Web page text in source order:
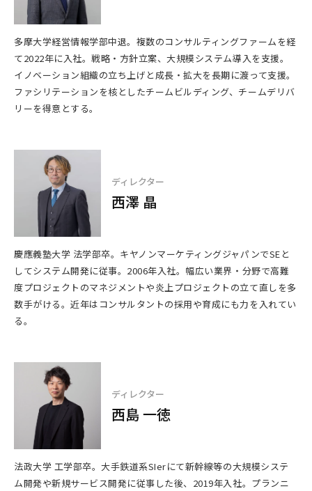
多摩大学経営情報学部中退。複数のコンサルティングファームを経
て2022年に入社。戦略・方針立案、大規模システム導入を支援。
イノベーション組織の立ち上げと成長・拡大を長期に渡って支援。
ファシリテーションを核としたチームビルディング、チームデリバ
リーを得意とする。
ディレクター
西澤 晶
慶應義塾大学 法学部卒。キヤノンマーケティングジャパンでSEと
してシステム開発に従事。2006年入社。幅広い業界・分野で高難
度プロジェクトのマネジメントや炎上プロジェクトの立て直しを多
数手がける。近年はコンサルタントの採用や育成にも力を入れてい
る。
ディレクター
西島 一徳
法政大学 工学部卒。大手鉄道系SIerにて新幹線等の大規模システ
ム開発や新規サービス開発に従事した後、2019年入社。プランニ